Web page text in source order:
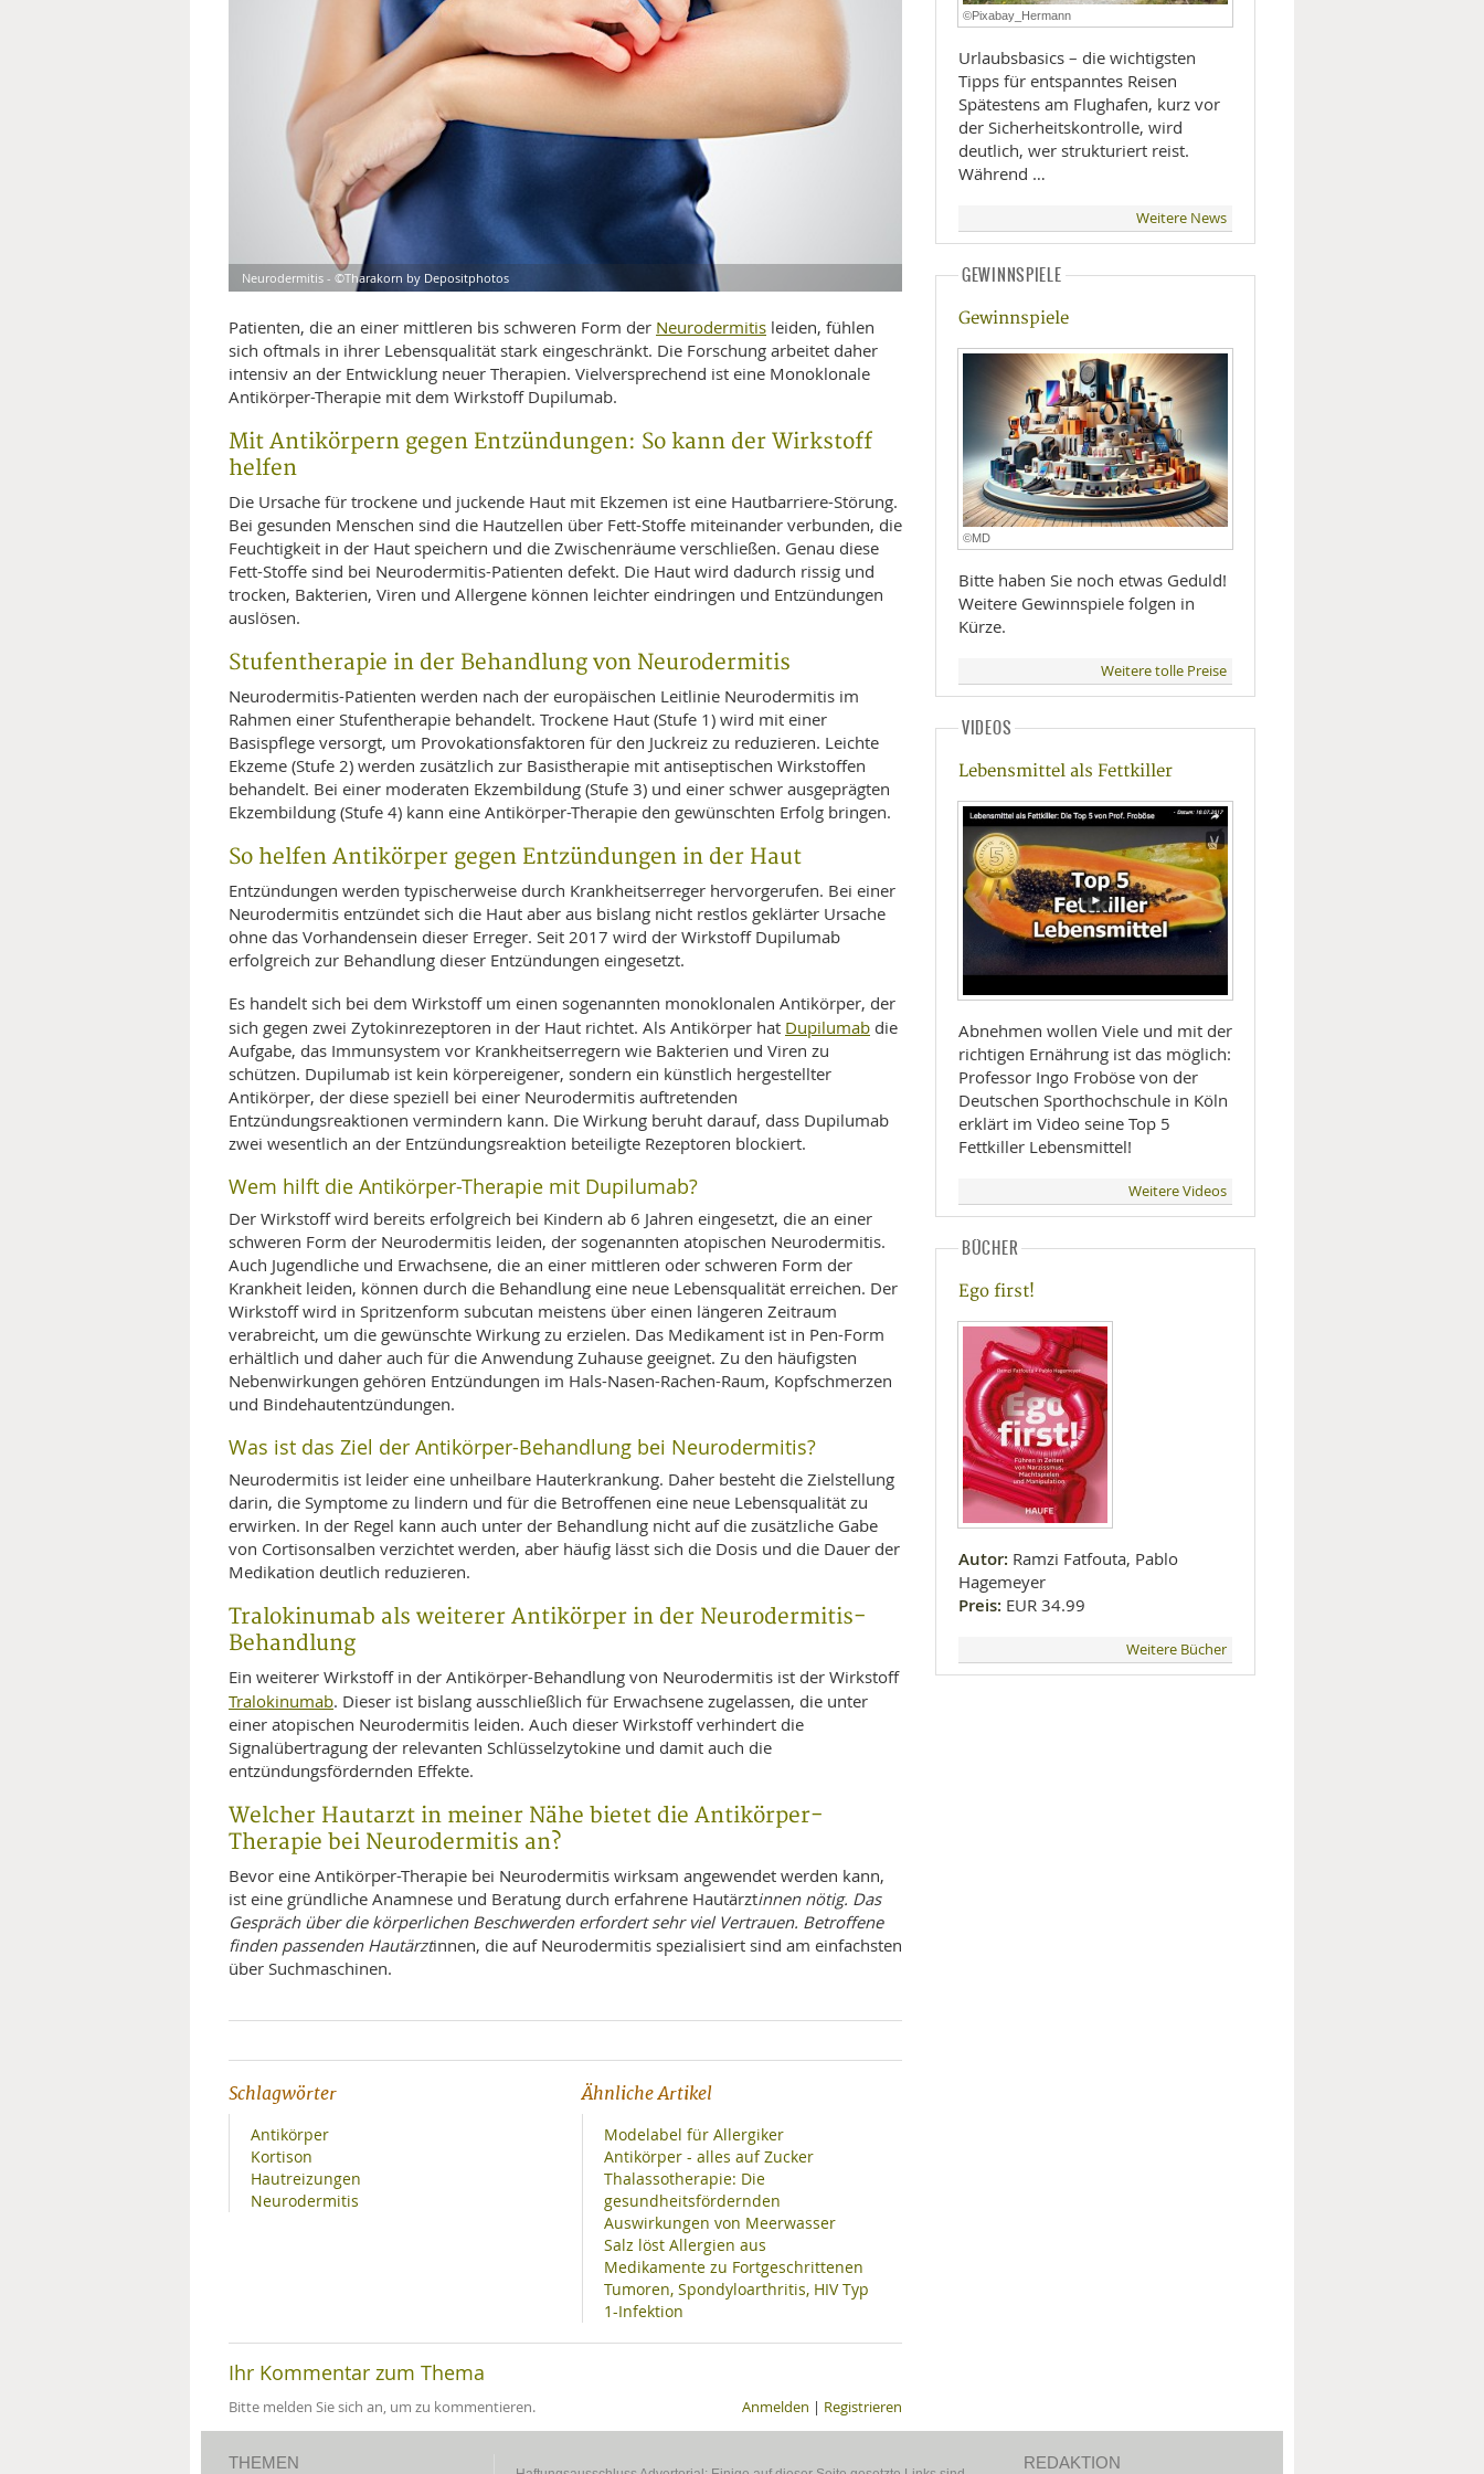
NATURHEILKUNDE
MEDIZINISCHE FACHBEGRIFFE
MUND UND ZÄHNE
PRÄVENTION UND ALTER
SYMPTOME UND DIAGNOSE
VITAMINE UND MINERALSTOFFE
WISSENSCHAFT UND FORSCHUNG
LIFESTYLE
MOBILITÄT
Neurodermitis - ©Tharakorn by Depositphotos
Patienten, die an einer mittleren bis schweren Form der Neurodermitis leiden, fühlen
sich oftmals in ihrer Lebensqualität stark eingeschränkt. Die Forschung arbeitet daher
intensiv an der Entwicklung neuer Therapien. Vielversprechend ist eine Monoklonale
Antikörper-Therapie mit dem Wirkstoff Dupilumab.
Mit Antikörpern gegen Entzündungen: So kann der Wirkstoff
helfen
Die Ursache für trockene und juckende Haut mit Ekzemen ist eine Hautbarriere-Störung.
Bei gesunden Menschen sind die Hautzellen über Fett-Stoffe miteinander verbunden, die
Feuchtigkeit in der Haut speichern und die Zwischenräume verschließen. Genau diese
Fett-Stoffe sind bei Neurodermitis-Patienten defekt. Die Haut wird dadurch rissig und
trocken, Bakterien, Viren und Allergene können leichter eindringen und Entzündungen
auslösen.
Stufentherapie in der Behandlung von Neurodermitis
Neurodermitis-Patienten werden nach der europäischen Leitlinie Neurodermitis im
Rahmen einer Stufentherapie behandelt. Trockene Haut (Stufe 1) wird mit einer
Basispflege versorgt, um Provokationsfaktoren für den Juckreiz zu reduzieren. Leichte
Ekzeme (Stufe 2) werden zusätzlich zur Basistherapie mit antiseptischen Wirkstoffen
behandelt. Bei einer moderaten Ekzembildung (Stufe 3) und einer schwer ausgeprägten
Ekzembildung (Stufe 4) kann eine Antikörper-Therapie den gewünschten Erfolg bringen.
So helfen Antikörper gegen Entzündungen in der Haut
Entzündungen werden typischerweise durch Krankheitserreger hervorgerufen. Bei einer
Neurodermitis entzündet sich die Haut aber aus bislang nicht restlos geklärter Ursache
ohne das Vorhandensein dieser Erreger. Seit 2017 wird der Wirkstoff Dupilumab
erfolgreich zur Behandlung dieser Entzündungen eingesetzt.
Es handelt sich bei dem Wirkstoff um einen sogenannten monoklonalen Antikörper, der
sich gegen zwei Zytokinrezeptoren in der Haut richtet. Als Antikörper hat Dupilumab die
Aufgabe, das Immunsystem vor Krankheitserregern wie Bakterien und Viren zu
schützen. Dupilumab ist kein körpereigener, sondern ein künstlich hergestellter
Antikörper, der diese speziell bei einer Neurodermitis auftretenden
Entzündungsreaktionen vermindern kann. Die Wirkung beruht darauf, dass Dupilumab
zwei wesentlich an der Entzündungsreaktion beteiligte Rezeptoren blockiert.
Wem hilft die Antikörper-Therapie mit Dupilumab?
Der Wirkstoff wird bereits erfolgreich bei Kindern ab 6 Jahren eingesetzt, die an einer
schweren Form der Neurodermitis leiden, der sogenannten atopischen Neurodermitis.
Auch Jugendliche und Erwachsene, die an einer mittleren oder schweren Form der
Krankheit leiden, können durch die Behandlung eine neue Lebensqualität erreichen. Der
Wirkstoff wird in Spritzenform subcutan meistens über einen längeren Zeitraum
verabreicht, um die gewünschte Wirkung zu erzielen. Das Medikament ist in Pen-Form
erhältlich und daher auch für die Anwendung Zuhause geeignet. Zu den häufigsten
Nebenwirkungen gehören Entzündungen im Hals-Nasen-Rachen-Raum, Kopfschmerzen
und Bindehautentzündungen.
Was ist das Ziel der Antikörper-Behandlung bei Neurodermitis?
Neurodermitis ist leider eine unheilbare Hauterkrankung. Daher besteht die Zielstellung
darin, die Symptome zu lindern und für die Betroffenen eine neue Lebensqualität zu
erwirken. In der Regel kann auch unter der Behandlung nicht auf die zusätzliche Gabe
von Cortisonsalben verzichtet werden, aber häufig lässt sich die Dosis und die Dauer der
Medikation deutlich reduzieren.
Tralokinumab als weiterer Antikörper in der Neurodermitis-
Behandlung
Ein weiterer Wirkstoff in der Antikörper-Behandlung von Neurodermitis ist der Wirkstoff
Tralokinumab. Dieser ist bislang ausschließlich für Erwachsene zugelassen, die unter
einer atopischen Neurodermitis leiden. Auch dieser Wirkstoff verhindert die
Signalübertragung der relevanten Schlüsselzytokine und damit auch die
entzündungsfördernden Effekte.
Welcher Hautarzt in meiner Nähe bietet die Antikörper-
Therapie bei Neurodermitis an?
Bevor eine Antikörper-Therapie bei Neurodermitis wirksam angewendet werden kann,
ist eine gründliche Anamnese und Beratung durch erfahrene Hautärztinnen nötig. Das
Gespräch über die körperlichen Beschwerden erfordert sehr viel Vertrauen. Betroffene
finden passenden Hautärztinnen, die auf Neurodermitis spezialisiert sind am einfachsten
über Suchmaschinen.
Schlagwörter
Antikörper
Kortison
Hautreizungen
Neurodermitis
Ähnliche Artikel
Modelabel für Allergiker
Antikörper - alles auf Zucker
Thalassotherapie: Die
gesundheitsfördernden
Auswirkungen von Meerwasser
Salz löst Allergien aus
Medikamente zu Fortgeschrittenen
Tumoren, Spondyloarthritis, HIV Typ
1-Infektion
Ihr Kommentar zum Thema
Bitte melden Sie sich an, um zu kommentieren. Anmelden | Registrieren
©Pixabay_Hermann
Urlaubsbasics – die wichtigsten
Tipps für entspanntes Reisen
Spätestens am Flughafen, kurz vor
der Sicherheitskontrolle, wird
deutlich, wer strukturiert reist.
Während …
Weitere News
GEWINNSPIELE
Gewinnspiele
©MD
Bitte haben Sie noch etwas Geduld!
Weitere Gewinnspiele folgen in
Kürze.
Weitere tolle Preise
VIDEOS
Lebensmittel als Fettkiller
Abnehmen wollen Viele und mit der
richtigen Ernährung ist das möglich:
Professor Ingo Froböse von der
Deutschen Sporthochschule in Köln
erklärt im Video seine Top 5
Fettkiller Lebensmittel!
Weitere Videos
BÜCHER
Ego first!
Autor: Ramzi Fatfouta, Pablo
Hagemeyer
Preis: EUR 34.99
Weitere Bücher
THEMEN REDAKTION